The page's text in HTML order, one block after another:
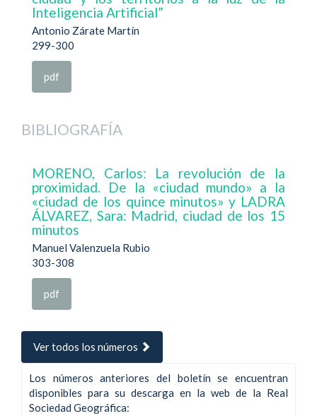
Inteligencia Artificial”
Antonio Zárate Martín
299-300
pdf
BIBLIOGRAFÍA
MORENO, Carlos: La revolución de la
proximidad. De la «ciudad mundo» a la
«ciudad de los quince minutos» y LADRA
ÁLVAREZ, Sara: Madrid, ciudad de los 15
minutos
Manuel Valenzuela Rubio
303-308
pdf
Ver todos los números
Los números anteriores del boletín se encuentran
disponibles para su descarga en la web de la Real
Sociedad Geográfica: